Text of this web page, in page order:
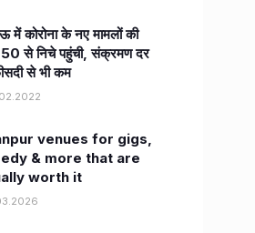
कोरोना के नए मामलों की
50 से निचे पहुंची, संक्रमण दर
से भी कम
venues for gigs,
& more that are
worth it